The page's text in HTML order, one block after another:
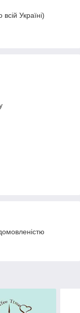
Україні)